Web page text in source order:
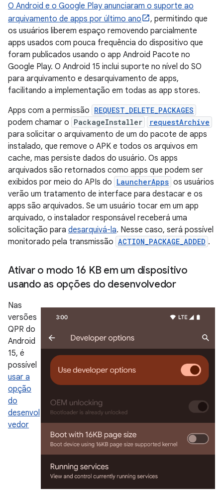
O Android e o Google Play anunciaram o suporte ao
arquivamento de apps por último ano
, permitindo que
os usuários liberem espaço removendo parcialmente
apps usados com pouca frequência do dispositivo que
foram publicados usando o app Android Pacote no
Google Play. O Android 15 inclui suporte no nível do SO
para arquivamento e desarquivamento de apps,
facilitando a implementação em todas as app stores.
Apps com a permissão REQUEST_DELETE_PACKAGES
podem chamar o PackageInstaller requestArchive
para solicitar o arquivamento de um do pacote de apps
instalado, que remove o APK e todos os arquivos em
cache, mas persiste dados do usuário. Os apps
arquivados são retornados como apps que podem ser
exibidos por meio do APIs do LauncherApps os usuários
verão um tratamento de interface para destacar e os
apps são arquivados. Se um usuário tocar em um app
arquivado, o instalador responsável receberá uma
solicitação para desarquivá-la. Nesse caso, será possível
monitorado pela transmissão ACTION_PACKAGE_ADDED .
Ativar o modo 16 KB em um dispositivo
usando as opções do desenvolvedor
Nas
versões
QPR do
Android
15, é
possível
usar a
opção
do
desenvol
vedor